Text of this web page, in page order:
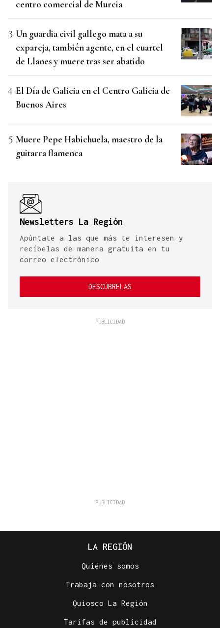
centro comercial de Murcia
Un guardia civil gallego mata a su
expareja, también agente, en el cuartel
de Llanes y muere tras ser abatido
El Día de Galicia en el Centro Galicia de
Buenos Aires
Muere Pepe Habichuela, maestro de la
guitarra flamenca
Newsletters La Región
Apúntate a las que más te interesen y
recíbelas de manera gratuita en tu
correo electrónico
DESCÚBRELAS
LA REGIÓN
Quiénes somos
Trabaja con nosotros
Quiosco La Región
Tarifas de publicidad